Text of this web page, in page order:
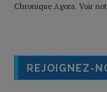
Chronique Agora. Voir
REJOIGNEZ-